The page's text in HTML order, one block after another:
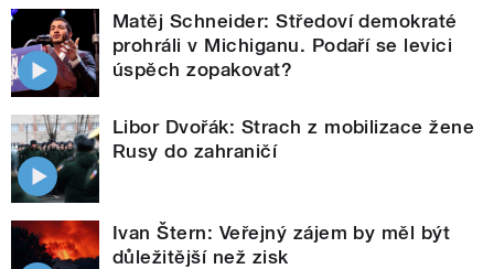
Matěj Schneider: Středoví demokraté
prohráli v Michiganu. Podaří se levici
úspěch zopakovat?
Libor Dvořák: Strach z mobilizace žene
Rusy do zahraničí
Ivan Štern: Veřejný zájem by měl být
důležitější než zisk